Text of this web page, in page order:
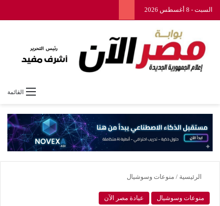
السبت - 8 أغسطس 2026
القائمة
الرئيسية / منوعات وسوشيال
منوعات وسوشيال عيادة مصر الآن